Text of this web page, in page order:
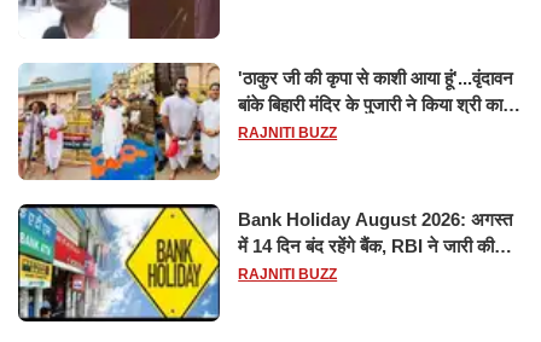
'ठाकुर जी की कृपा से काशी आया हूं'...वृंदावन
बांके बिहारी मंदिर के पुजारी ने किया श्री काशी
विश्वनाथ का जलाभिषेक
RAJNITI BUZZ
Bank Holiday August 2026: अगस्त
में 14 दिन बंद रहेंगे बैंक, RBI ने जारी की
छुट्टियों की लिस्ट​​​​​​​
RAJNITI BUZZ